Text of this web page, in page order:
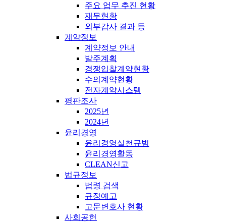
주요 업무 추진 현황
재무현황
외부감사 결과 등
계약정보
계약정보 안내
발주계획
경쟁입찰계약현황
수의계약현황
전자계약시스템
평판조사
2025년
2024년
윤리경영
윤리경영실천규범
윤리경영활동
CLEAN신고
법규정보
법령 검색
규정예고
고문변호사 현황
사회공헌